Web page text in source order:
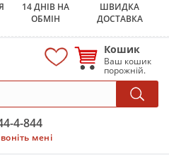
14 ДНІВ НА
ОБМІН
ШВИДКА
ДОСТАВКА
4-844
мені
Кошик
Ваш кошик
порожній.